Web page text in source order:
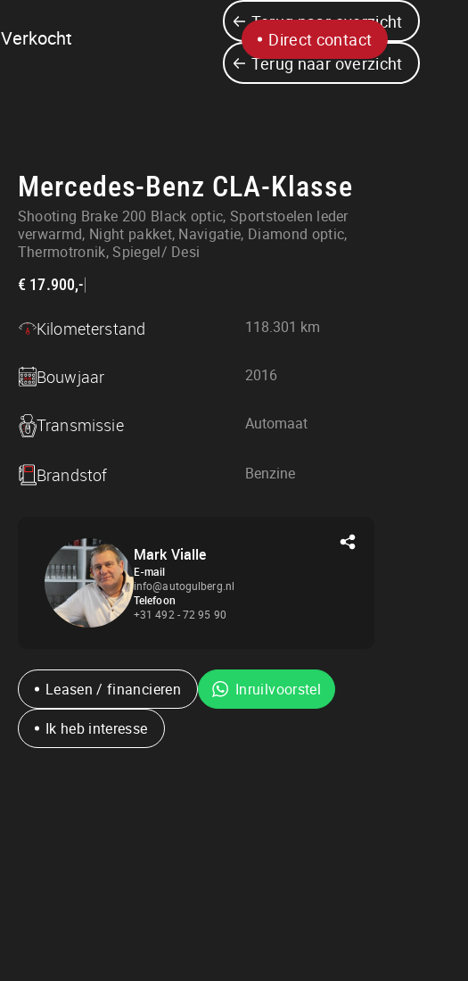
Verkocht Direct contact
Terug naar overzicht
Terug naar overzicht
Mercedes-Benz CLA-Klasse
Shooting Brake 200 Black optic, Sportstoelen leder
verwarmd, Night pakket, Navigatie, Diamond optic,
Thermotronik, Spiegel/ Desi
€ 17.900,-
Kilometerstand 118.301 km
Bouwjaar 2016
Transmissie Automaat
Brandstof Benzine
Mark Vialle
E-mail
info@autogulberg.nl
Telefoon
+31 492 - 72 95 90
Leasen / financieren
Inruilvoorstel
Ik heb interesse